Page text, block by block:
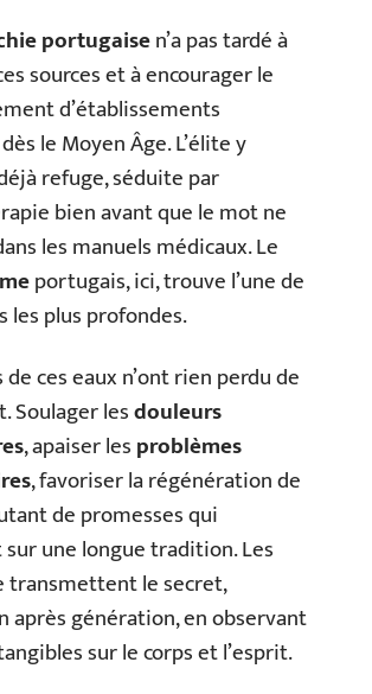
portugaisen’a pas tardé à
sources et à encourager le
d’établissements
le Moyen Âge. L’élite y
refuge, séduite par
bien avant que le mot ne
les manuels médicaux. Le
portugais, ici, trouve l’une de
les plus profondes.
ces eaux n’ont rien perdu de
Soulager lesdouleurs
, apaiser lesproblèmes
, favoriser la régénération de
de promesses qui
sur une longue tradition. Les
transmettent le secret,
après génération, en observant
sur le corps et l’esprit.